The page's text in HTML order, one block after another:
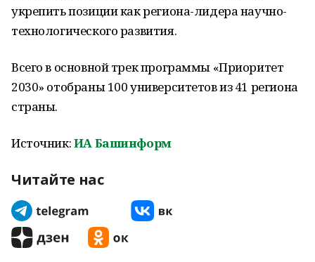
укрепить позиции как региона-лидера научно-
технологического развития.
Всего в основной трек программы «Приоритет
2030» отобраны 100 университетов из 41 региона
страны.
Источник:ИА Башинформ
Читайте нас